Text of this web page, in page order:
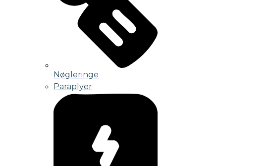
Nøgleringe
Paraplyer